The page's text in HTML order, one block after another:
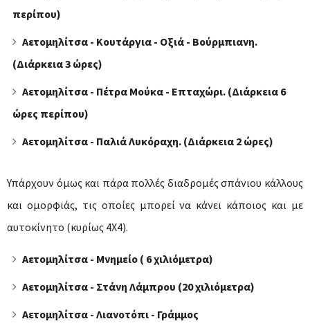
περίπου)
Αετομηλίτσα - Κουτάργια - Οξιά - Βούρμπιανη.
(Διάρκεια 3 ώρες)
Αετομηλίτσα - Πέτρα Μούκα - Επταχώρι. (Διάρκεια 6
ώρες περίπου)
Αετομηλίτσα - Παλιά Λυκόραχη. (Διάρκεια 2 ώρες)
Υπάρχουν όμως και πάρα πολλές διαδρομές σπάνιου κάλλους
και ομορφιάς, τις οποίες μπορεί να κάνει κάποιος και με
αυτοκίνητο (κυρίως 4Χ4).
Αετομηλίτσα - Μνημείο ( 6 χιλιόμετρα)
Αετομηλίτσα - Στάνη Λάμπρου (20 χιλιόμετρα)
Αετομηλίτσα - Λιανοτόπι - Γράμμος